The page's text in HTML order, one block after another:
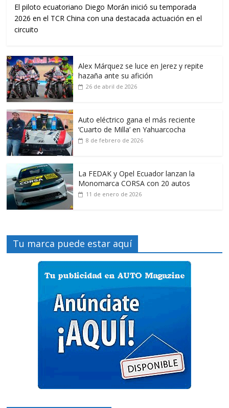
El piloto ecuatoriano Diego Morán inició su temporada
2026 en el TCR China con una destacada actuación en el
circuito
Alex Márquez se luce en Jerez y repite
hazaña ante su afición
26 de abril de 2026
Auto eléctrico gana el más reciente
‘Cuarto de Milla’ en Yahuarcocha
8 de febrero de 2026
La FEDAK y Opel Ecuador lanzan la
Monomarca CORSA con 20 autos
11 de enero de 2026
Tu marca puede estar aquí